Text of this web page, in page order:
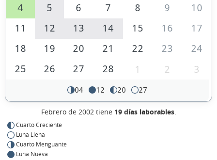
4
5 6 7 8 9
10
11
12 13 14 15 16
17
18
19 20 21 22 23
24
25
26 27 28 1 2 3
04 12 20 27
Febrero de 2002 tiene 19 días laborables.
Cuarto Creciente
Luna Llena
Cuarto Menguante
Luna Nueva